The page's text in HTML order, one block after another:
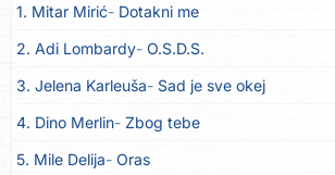
12. Tamara Brusić Neću kuhat´, neću prat´
13. Grupa TNT Rijeka Via Roma, nikad doma
14. Zaim Imamović Kada moja mladost prođe
15. Azra Husarkić Do zadnje kapi
16. Dinacordi Luna Band
1. Mitar Mirić Dotakni me
2. Adi Lombardy O.S.D.S.
3. Jelena Karleuša Sad je sve okej
4. Dino Merlin Zbog tebe
5. Mile Delija Oras